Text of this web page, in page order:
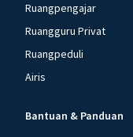
Ruangpengajar
Ruangguru Privat
Ruangpeduli
Airis
Bantuan & Panduan